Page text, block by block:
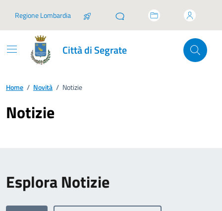
Regione Lombardia
Città di Segrate
Home / Novità / Notizie
Notizie
Esplora Notizie